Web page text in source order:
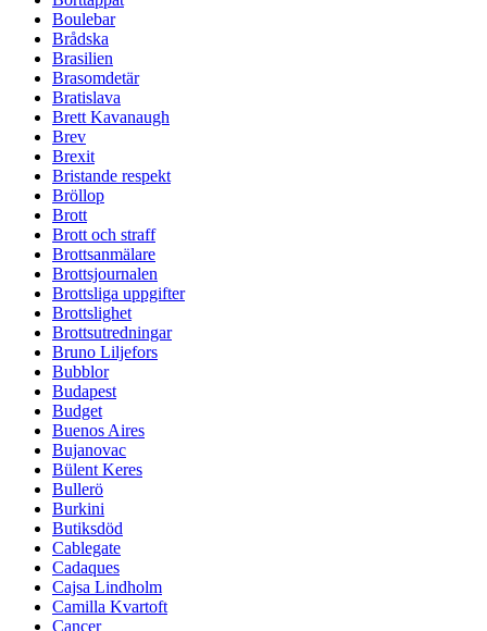
Boulebar
Brådska
Brasilien
Brasomdetär
Bratislava
Brett Kavanaugh
Brev
Brexit
Bristande respekt
Bröllop
Brott
Brott och straff
Brottsanmälare
Brottsjournalen
Brottsliga uppgifter
Brottslighet
Brottsutredningar
Bruno Liljefors
Bubblor
Budapest
Budget
Buenos Aires
Bujanovac
Bülent Keres
Bullerö
Burkini
Butiksdöd
Cablegate
Cadaques
Cajsa Lindholm
Camilla Kvartoft
Cancer